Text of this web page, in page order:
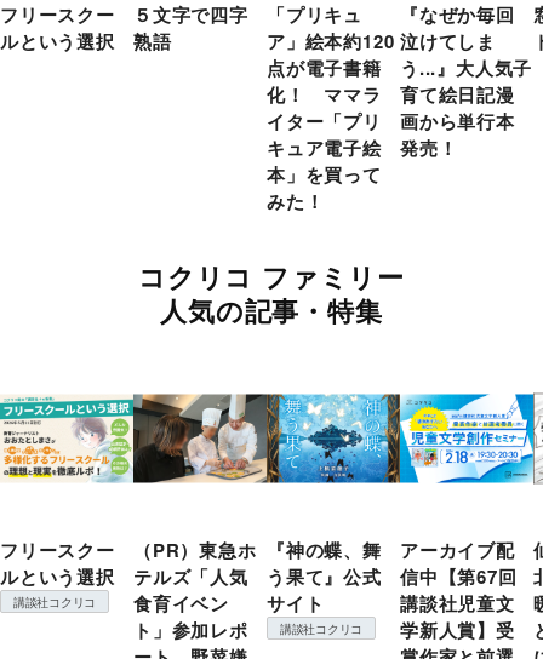
フリースクー
ルという選択
５文字で四字
熟語
「プリキュ
ア」絵本約120
点が電子書籍
化！ ママラ
イター「プリ
キュア電子絵
本」を買って
みた！
『なぜか毎回
泣けてしま
う...』大人気子
育て絵日記漫
画から単行本
発売！
コクリコ ファミリー
人気の記事・特集
フリースクー
ルという選択
講談社コクリコ
（PR）東急ホ
テルズ「人気
食育イベン
ト」参加レポ
『神の蝶、舞
う果て』公式
サイト
講談社コクリコ
アーカイブ配
信中【第67回
講談社児童文
学新人賞】受